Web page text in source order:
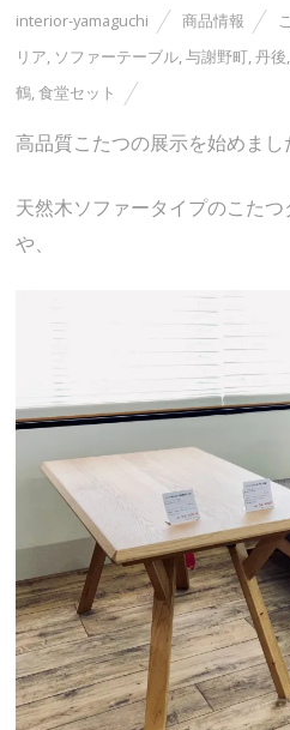
interior-yamaguchi 商品情報
リア, ソファーテーブル,与謝野町,丹後
鶴,食堂セット
高品質こたつの展示を始めまし
天然木ソファータイプのこたつ
や、